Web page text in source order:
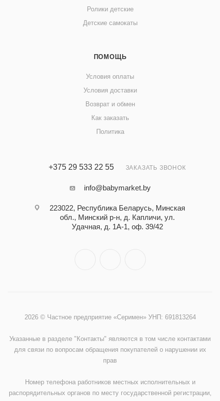
Ролики детские
Детские самокаты
ПОМОЩЬ
Условия оплаты
Условия доставки
Возврат и обмен
Как заказать
Политика
+375 29 533 22 55 ЗАКАЗАТЬ ЗВОНОК
info@babymarket.by
223022, Республика Беларусь, Минская
обл., Минский р-н, д. Капличи, ул.
Удачная, д. 1А-1, оф. 39/42
2026 © Частное предприятие «Серимен» УНП: 691813264
Указанные в разделе "Контакты" являются в том числе контактами
для связи по вопросам обращения покупателей о нарушении их
прав
Номер телефона работников местных исполнительных и
распорядительных органов по месту государственной регистрации,